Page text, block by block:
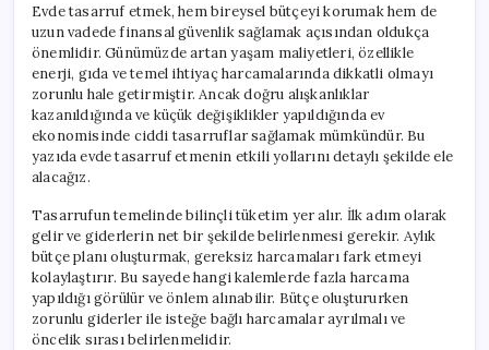
Evde tasarruf etmek, hem bireysel bütçeyi korumak hem de
uzun vadede finansal güvenlik sağlamak açısından oldukça
önemlidir. Günümüzde artan yaşam maliyetleri, özellikle
enerji, gıda ve temel ihtiyaç harcamalarında dikkatli olmayı
zorunlu hale getirmiştir. Ancak doğru alışkanlıklar
kazanıldığında ve küçük değişiklikler yapıldığında ev
ekonomisinde ciddi tasarruflar sağlamak mümkündür. Bu
yazıda evde tasarruf etmenin etkili yollarını detaylı şekilde ele
alacağız.
Tasarrufun temelinde bilinçli tüketim yer alır. İlk adım olarak
gelir ve giderlerin net bir şekilde belirlenmesi gerekir. Aylık
bütçe planı oluşturmak, gereksiz harcamaları fark etmeyi
kolaylaştırır. Bu sayede hangi kalemlerde fazla harcama
yapıldığı görülür ve önlem alınabilir. Bütçe oluştururken
zorunlu giderler ile isteğe bağlı harcamalar ayrılmalı ve
öncelik sırası belirlenmelidir.